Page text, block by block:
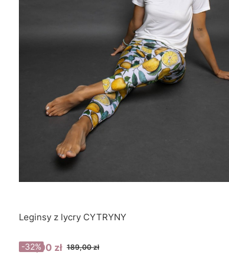
Leginsy z lycry CYTRYNY
Cena promocyjna
129,00 zł 189,00 zł
-32%